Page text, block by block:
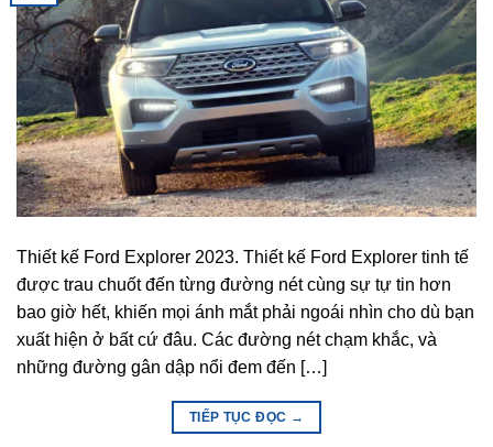
Thiết kế Ford Explorer 2023. Thiết kế Ford Explorer tinh tế
được trau chuốt đến từng đường nét cùng sự tự tin hơn
bao giờ hết, khiến mọi ánh mắt phải ngoái nhìn cho dù bạn
xuất hiện ở bất cứ đâu. Các đường nét chạm khắc, và
những đường gân dập nổi đem đến […]
TIẾP TỤC ĐỌC →